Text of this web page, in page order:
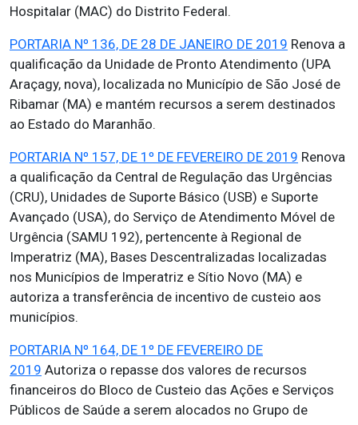
Hospitalar (MAC) do Distrito Federal.
PORTARIA Nº 136, DE 28 DE JANEIRO DE 2019 Renova a
qualificação da Unidade de Pronto Atendimento (UPA
Araçagy, nova), localizada no Município de São José de
Ribamar (MA) e mantém recursos a serem destinados
ao Estado do Maranhão.
PORTARIA Nº 157, DE 1º DE FEVEREIRO DE 2019 Renova
a qualificação da Central de Regulação das Urgências
(CRU), Unidades de Suporte Básico (USB) e Suporte
Avançado (USA), do Serviço de Atendimento Móvel de
Urgência (SAMU 192), pertencente à Regional de
Imperatriz (MA), Bases Descentralizadas localizadas
nos Municípios de Imperatriz e Sítio Novo (MA) e
autoriza a transferência de incentivo de custeio aos
municípios.
PORTARIA Nº 164, DE 1º DE FEVEREIRO DE
2019 Autoriza o repasse dos valores de recursos
financeiros do Bloco de Custeio das Ações e Serviços
Públicos de Saúde a serem alocados no Grupo de